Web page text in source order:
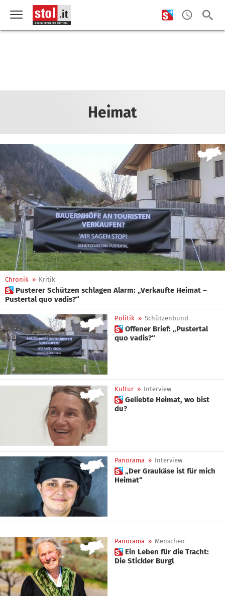
Heimat
Chronik » Kritik
 Pusterer Schützen schlagen Alarm: „Verkaufte Heimat –
Pustertal quo vadis?“
Politik » Schützenbund
 Offener Brief: „Pustertal
quo vadis?“
Kultur » Interview
 Geliebte Heimat, wo bist
du?
Panorama » Interview
 „Der Graukäse ist für mich
Heimat“
Panorama » Menschen
 Ein Leben für die Tracht:
Die Stickler Burgl